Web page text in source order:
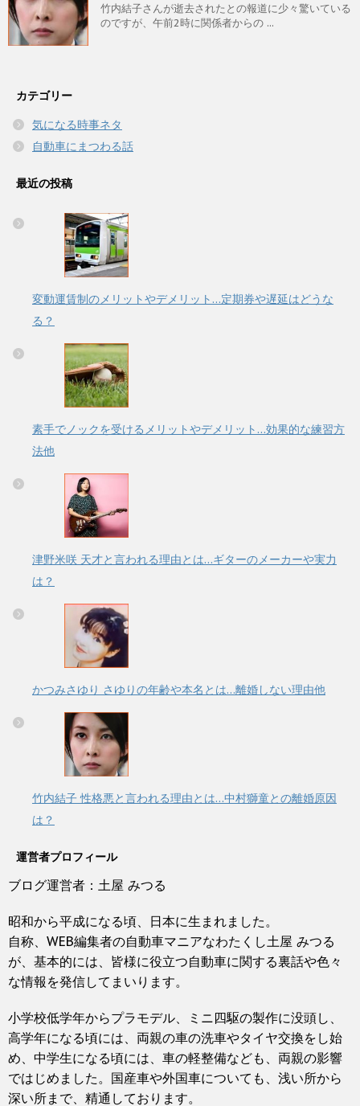
竹内結子さんが逝去されたとの報道に少々驚いている
のですが、午前2時に関係者からの ...
カテゴリー
気になる時事ネタ
自動車にまつわる話
最近の投稿
変動運賃制のメリットやデメリット…定期券や遅延はどうな
る？
素手でノックを受けるメリットやデメリット…効果的な練習方
法他
津野米咲 天才と言われる理由とは…ギターのメーカーや実力
は？
かつみさゆり さゆりの年齢や本名とは…離婚しない理由他
竹内結子 性格悪と言われる理由とは…中村獅童との離婚原因
は？
運営者プロフィール
ブログ運営者：土屋 みつる
昭和から平成になる頃、日本に生まれました。
自称、WEB編集者の自動車マニアなわたくし土屋 みつる
が、基本的には、皆様に役立つ自動車に関する裏話や色々
な情報を発信してまいります。
小学校低学年からプラモデル、ミニ四駆の製作に没頭し、
高学年になる頃には、両親の車の洗車やタイヤ交換をし始
め、中学生になる頃には、車の軽整備なども、両親の影響
ではじめました。国産車や外国車についても、浅い所から
深い所まで、精通しております。